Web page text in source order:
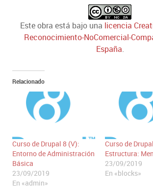
Esteobra está bajo una licencia
Reconocimiento-NoComercial-
España.
Relacionado
Curso de Drupal 8 (V):
Entorno de Administración
Básica
23/09/2019
En «admin»
Curso de
Estructura:
23/09/2019
En «blocks»